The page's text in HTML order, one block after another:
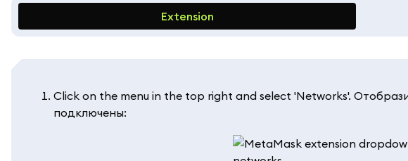
Extension
Click on the menu in the top right and select 'Networks'.
подключены: